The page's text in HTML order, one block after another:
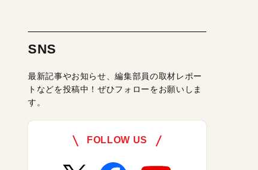
SNS
最新記事やお知らせ、編集部員の取材レポー
トなどを投稿中！ぜひフォローをお願いしま
す。
FOLLOW US